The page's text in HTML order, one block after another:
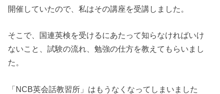
開催していたので、私はその講座を受講しました。
そこで、国連英検を受けるにあたって知らなければいけ
ないこと、試験の流れ、勉強の仕方を教えてもらいまし
た。
「NCB英会話教習所」はもうなくなってしまいました